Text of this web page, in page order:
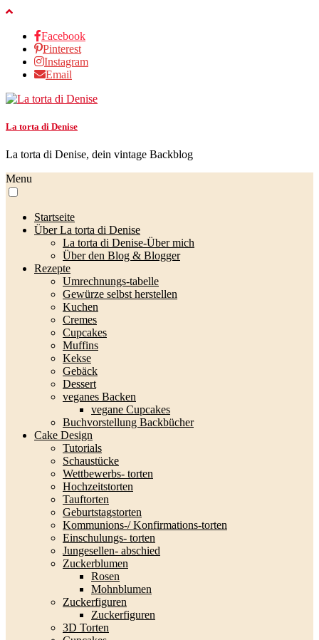
Facebook
Pinterest
Instagram
Email
La torta di Denise
La torta di Denise, dein vintage Backblog
Menu
Startseite
Über La torta di Denise
La torta di Denise-Über mich
Über den Blog & Blogger
Rezepte
Umrechnungs-tabelle
Gewürze selbst herstellen
Kuchen
Cremes
Cupcakes
Muffins
Kekse
Gebäck
Dessert
veganes Backen
vegane Cupcakes
Buchvorstellung Backbücher
Cake Design
Tutorials
Schaustücke
Wettbewerbs- torten
Hochzeitstorten
Tauftorten
Geburtstagstorten
Kommunions-/ Konfirmations-torten
Einschulungs- torten
Jungesellen- abschied
Zuckerblumen
Rosen
Mohnblumen
Zuckerfiguren
Zuckerfiguren
3D Torten